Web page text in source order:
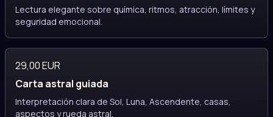
Lectura elegante sobre química, ritmos, atracción, límites y
seguridad emocional.
29,00 EUR
Carta astral guiada
Interpretación clara de Sol, Luna, Ascendente, casas,
aspectos y rueda astral.